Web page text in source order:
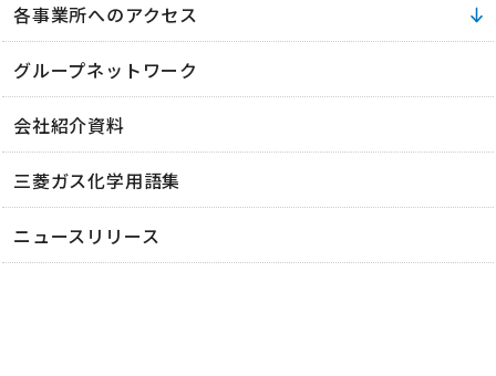
各事業所へのアクセス
グループネットワーク
会社紹介資料
三菱ガス化学用語集
ニュースリリース